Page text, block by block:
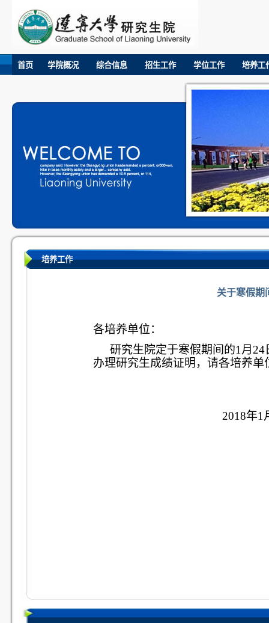
首页 学院概况 综合信息 招生工作 学位工作 培养工
培养工作
关于寒假期
各培养单位：
研究生院定于寒假期间的1月
办理研究生成绩证明，请各培养
2018年1